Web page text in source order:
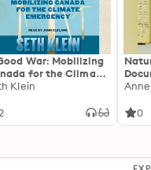
War: Mobilizing
for the Climate
Klein
0